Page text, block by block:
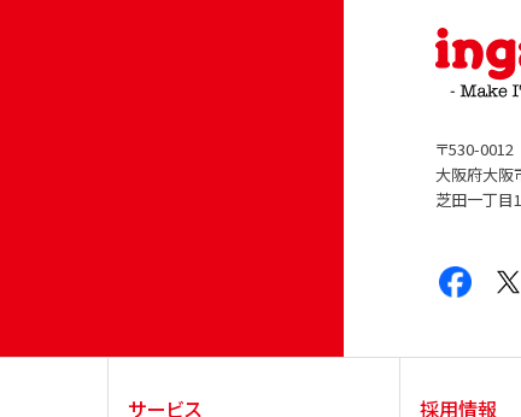
〒530-0012
大阪府大阪
芝田一丁目
サービス 採用情報